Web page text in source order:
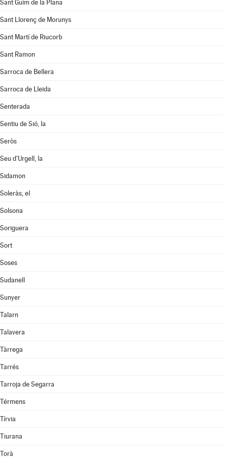
Sant Guim de la Plana
Sant Llorenç de Morunys
Sant Martí de Riucorb
Sant Ramon
Sarroca de Bellera
Sarroca de Lleida
Senterada
Sentiu de Sió, la
Seròs
Seu d'Urgell, la
Sidamon
Soleràs, el
Solsona
Soriguera
Sort
Soses
Sudanell
Sunyer
Talarn
Talavera
Tàrrega
Tarrés
Tarroja de Segarra
Térmens
Tírvia
Tiurana
Torà